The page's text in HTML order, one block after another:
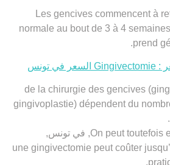
Les gencives commencent à
normale au bout de 3 à 4
prend
gingivoplastie) dépendent du
On peut toutefois estimer qu’en moyenne, في تونس,
une gingivectomie peut coûter